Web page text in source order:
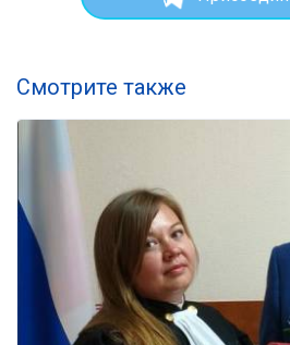
Смотрите также